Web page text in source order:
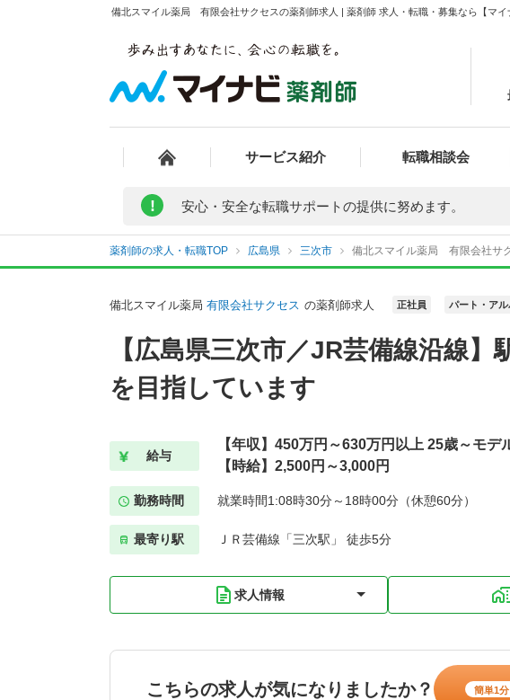
備北スマイル薬局 有限会社サクセスの薬剤師求人 | 薬剤師 求人・転職・募集なら【マイ
サービス紹介 転職相談会
! 安心・安全な転職サポートの提供に努めます。
薬剤師の求人・転職TOP 広島県 三次市 備北スマイル薬局 有限会社サ
備北スマイル薬局 有限会社サクセス の薬剤師求人 正社員 パート・アル
【広島県三次市／JR芸備線沿線
を目指しています
給与
【年収】450万円～630万円以上 25歳～モデ
【時給】2,500円～3,000円
勤務時間 就業時間1:08時30分～18時00分（休憩60分）
最寄り駅 ＪＲ芸備線「三次駅」 徒歩5分
求人情報
こちらの求人が気になりましたか？ 簡単1分